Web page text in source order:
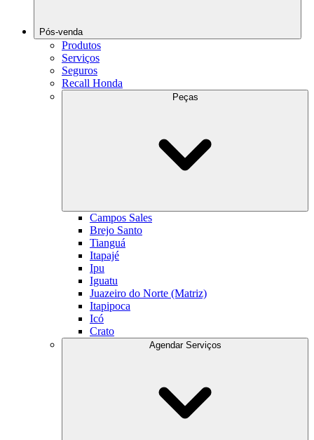
Pós-venda
Produtos
Serviços
Seguros
Recall Honda
Campos Sales
Brejo Santo
Tianguá
Itapajé
Ipu
Iguatu
Juazeiro do Norte (Matriz)
Itapipoca
Icó
Crato